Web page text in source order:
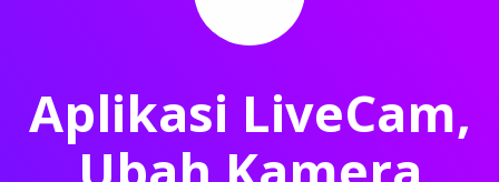
Aplikasi LiveCam,